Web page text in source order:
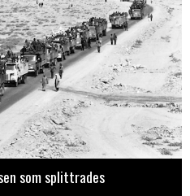
som splittrades